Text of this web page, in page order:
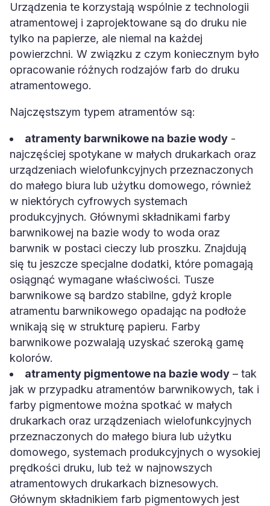
Urządzenia te korzystają wspólnie z technologii
atramentowej i zaprojektowane są do druku nie
tylko na papierze, ale niemal na każdej
powierzchni. W związku z czym koniecznym było
opracowanie różnych rodzajów farb do druku
atramentowego.
Najczęstszym typem atramentów są:
atramenty barwnikowe na bazie wody -
najczęściej spotykane w małych drukarkach oraz
urządzeniach wielofunkcyjnych przeznaczonych
do małego biura lub użytku domowego, również
w niektórych cyfrowych systemach
produkcyjnych. Głównymi składnikami farby
barwnikowej na bazie wody to woda oraz
barwnik w postaci cieczy lub proszku. Znajdują
się tu jeszcze specjalne dodatki, które pomagają
osiągnąć wymagane właściwości. Tusze
barwnikowe są bardzo stabilne, gdyż krople
atramentu barwnikowego opadając na podłoże
wnikają się w strukturę papieru. Farby
barwnikowe pozwalają uzyskać szeroką gamę
kolorów.
atramenty pigmentowe na bazie wody – tak
jak w przypadku atramentów barwnikowych, tak i
farby pigmentowe można spotkać w małych
drukarkach oraz urządzeniach wielofunkcyjnych
przeznaczonych do małego biura lub użytku
domowego, systemach produkcyjnych o wysokiej
prędkości druku, lub też w najnowszych
atramentowych drukarkach biznesowych.
Głównym składnikiem farb pigmentowych jest